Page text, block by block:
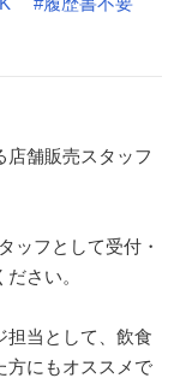
店舗販売スタッフ
ッフとして受付・
さい。
担当として、飲食
方にもオススメで